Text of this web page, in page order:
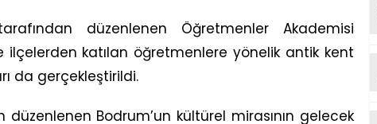
düzenlenen Öğretmenler Akademisi
ilçelerden katılan öğretmenlere yönelik antik kent
da gerçekleştirildi.
Bodrum’un kültürel mirasının gelecek